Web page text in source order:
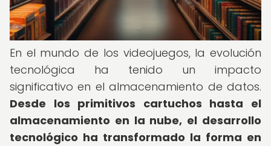
En el mundo de los videojuegos, la evolución
tecnológica ha tenido un impacto
significativo en el almacenamiento de datos.
Desde los primitivos cartuchos hasta el
almacenamiento en la nube, el desarrollo
tecnológico ha transformado la forma en